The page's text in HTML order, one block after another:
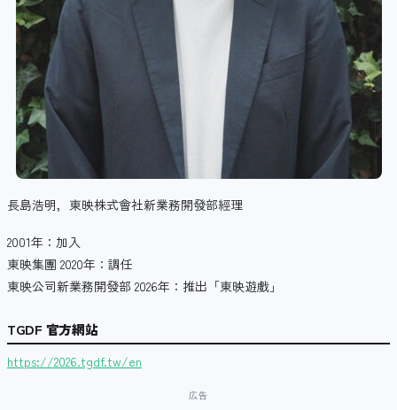
長島浩明，東映株式會社新業務開發部經理
2001年：加入
東映集團 2020年：調任
東映公司新業務開發部 2026年：推出「東映遊戲」
TGDF 官方網站
https://2026.tgdf.tw/en